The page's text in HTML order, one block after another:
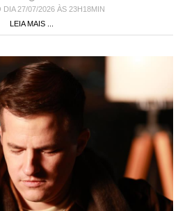
DIA 27/07/2026 ÀS 23H18MIN
LEIA MAIS ...